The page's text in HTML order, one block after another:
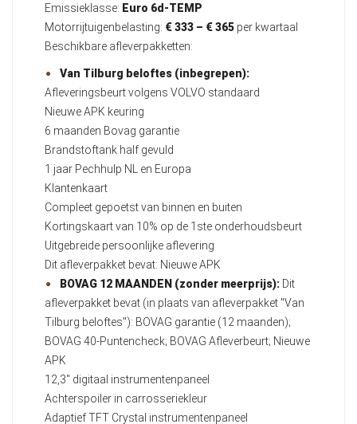
Emissieklasse: Euro 6d-TEMP
Motorrijtuigenbelasting: € 333 – € 365 per kwartaal
Beschikbare afleverpakketten:
Van Tilburg beloftes (inbegrepen):
Afleveringsbeurt volgens VOLVO standaard
Nieuwe APK keuring
6 maanden Bovag garantie
Brandstoftank half gevuld
1 jaar Pechhulp NL en Europa
Klantenkaart
Compleet gepoetst van binnen en buiten
Kortingskaart van 10% op de 1ste onderhoudsbeurt
Uitgebreide persoonlijke aflevering
Dit afleverpakket bevat: Nieuwe APK
BOVAG 12 MAANDEN (zonder meerprijs): Dit
afleverpakket bevat (in plaats van afleverpakket "Van
Tilburg beloftes"): BOVAG garantie (12 maanden);
BOVAG 40-Puntencheck; BOVAG Afleverbeurt; Nieuwe
APK
12,3" digitaal instrumentenpaneel
Achterspoiler in carrosseriekleur
Adaptief TFT Crystal instrumentenpaneel